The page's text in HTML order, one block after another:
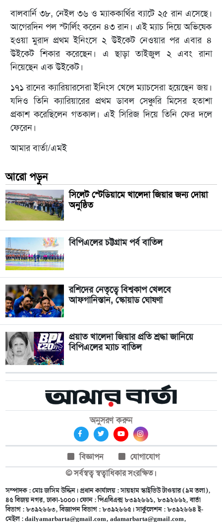
বালবার্নি ৩৮, নেইল ৩৬ ও ম্যাককার্থির ব্যাটে ২৫ রান এসেছে।
আগেরদিন পল স্টার্লিং করেন ৪৩ রান। এই ম্যাচ দিয়ে অভিষেক
হওয়া মুরাদ প্রথম ইনিংসে ২ উইকেট নেওয়ার পর এবার ৪
উইকেট শিকার করেছেন। এ ছাড়া তাইজুল ২ এবং রানা
নিয়েছেন এক উইকেট।
১৭১ রানের ক্যারিয়ারসেরা ইনিংস খেলে ম্যাচসেরা হয়েছেন জয়।
যদিও তিনি ক্যারিয়ারের প্রথম ডাবল সেঞ্চুরি মিসের হতাশা
প্রকাশ করেছিলেন গতকাল। এই সিরিজ দিয়ে তিনি ফের দলে
ফেরেন।
আমার বার্তা/এমই
আরো পড়ুন
সিলেট স্টেডিয়ামে খালেদা জিয়ার জন্য দোয়া
অনুষ্ঠিত
বিপিএলের চট্টগ্রাম পর্ব বাতিল
রশিদের নেতৃত্বে বিশ্বকাপ খেলবে
আফগানিস্তান, স্কোয়াড ঘোষণা
প্রয়াত খালেদা জিয়ার প্রতি শ্রদ্ধা জানিয়ে
বিপিএলের ম্যাচ বাতিল
অনুসরণ করুন
বিজ্ঞাপন
যোগাযোগ
© সর্বস্বত্ব স্বত্বাধিকার সংরক্ষিত।
সম্পাদক : মোঃ জসিম উদ্দিন। প্রধান কার্যালয় : সায়হাম স্কাইভিউ টাওয়ার (৯ম তলা),
৪৫ বিজয় নগর, ঢাকা-১০০০। ফোন : পিএবিএক্স ৮৩৯২৬৬১, ৮৩৯২৬৬২, বার্তা
বিভাগ : ৮৩৯২৬৬৩, বিজ্ঞাপন বিভাগ : ৮৩৯২৬৬৫। সার্কুলেশন : ৮৩৯২৬৬৪ ই-
মেইল :dailyamarbarta@gmail.com,adamarbarta@gmail.com,